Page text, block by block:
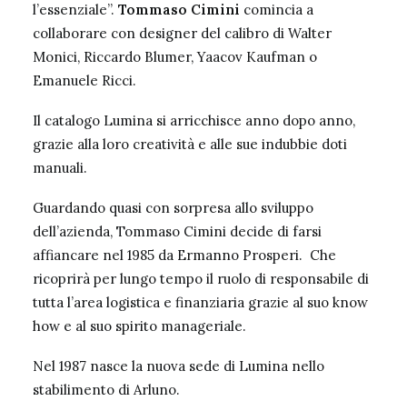
l’essenziale”. Tommaso Cimini comincia a
collaborare con designer del calibro di Walter
Monici, Riccardo Blumer, Yaacov Kaufman o
Emanuele Ricci.
Il catalogo Lumina si arricchisce anno dopo anno,
grazie alla loro creatività e alle sue indubbie doti
manuali.
Guardando quasi con sorpresa allo sviluppo
dell’azienda, Tommaso Cimini decide di farsi
affiancare nel 1985 da Ermanno Prosperi. Che
ricoprirà per lungo tempo il ruolo di responsabile di
tutta l’area logistica e finanziaria grazie al suo know
how e al suo spirito manageriale.
Nel 1987 nasce la nuova sede di Lumina nello
stabilimento di Arluno.